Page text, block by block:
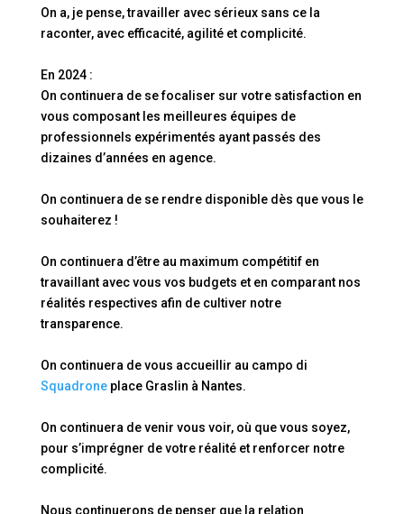
On a, je pense, travailler avec sérieux sans ce la
raconter, avec efficacité, agilité et complicité.
En 2024 :
On continuera de se focaliser sur votre satisfaction en
vous composant les meilleures équipes de
professionnels expérimentés ayant passés des
dizaines d’années en agence.
On continuera de se rendre disponible dès que vous le
souhaiterez !
On continuera d’être au maximum compétitif en
travaillant avec vous vos budgets et en comparant nos
réalités respectives afin de cultiver notre
transparence.
On continuera de vous accueillir au campo di
Squadroneplace Graslin à Nantes.
On continuera de venir vous voir, où que vous soyez,
pour s’imprégner de votre réalité et renforcer notre
complicité.
Nous continuerons de penser que la relation